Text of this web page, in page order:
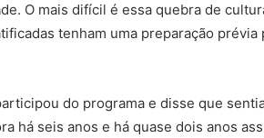
O mais difícil é essa quebra de
tenham uma preparação prévia
do programa e disse que
há seis anos e há quase dois anos